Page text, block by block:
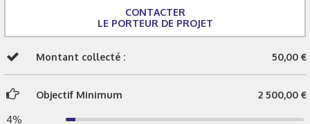
CONTACTER
LE PORTEUR DE PROJET
Montant collecté : 50,00 €
Objectif Minimum 2 500,00 €
4%